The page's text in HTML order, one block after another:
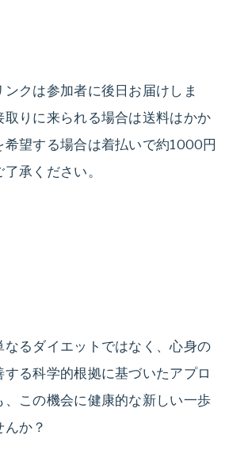
クは参加者に後日お届けしま
りに来られる場合は送料はかか
希望する場合は着払いで約1000円
承ください。
なるダイエットではなく、心身の
る科学的根拠に基づいたアプロ
、この機会に健康的な新しい一歩
か？